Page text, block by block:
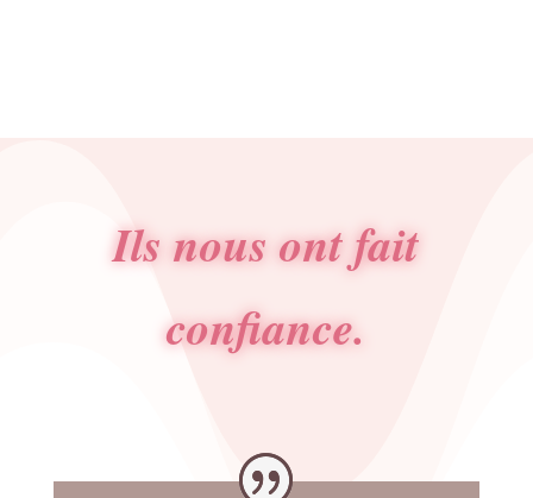
Ils nous ont fait
confiance.